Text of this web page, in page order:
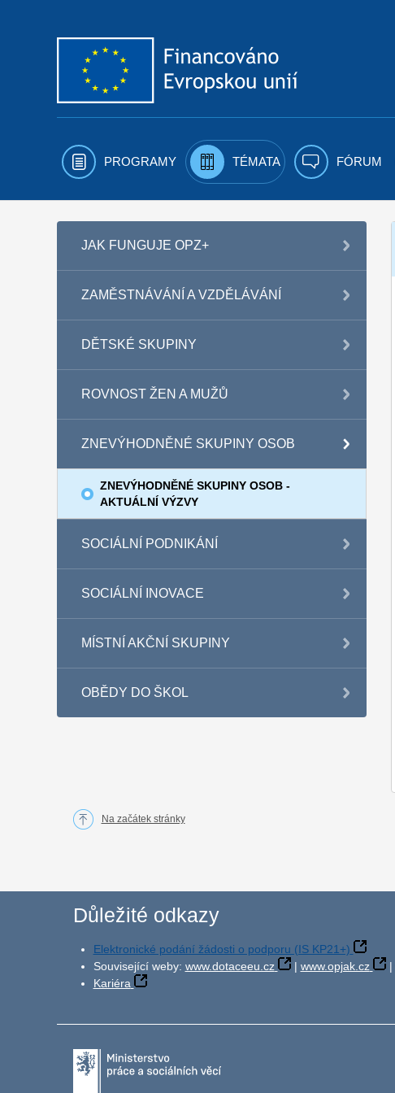
PROGRAMY TÉMATA FÓRUM
JAK FUNGUJE OPZ+
ZAMĚSTNÁVÁNÍ A VZDĚLÁVÁNÍ
DĚTSKÉ SKUPINY
ROVNOST ŽEN A MUŽŮ
ZNEVÝHODNĚNÉ SKUPINY OSOB
ZNEVÝHODNĚNÉ SKUPINY OSOB -
AKTUÁLNÍ VÝZVY
SOCIÁLNÍ PODNIKÁNÍ
SOCIÁLNÍ INOVACE
MÍSTNÍ AKČNÍ SKUPINY
OBĚDY DO ŠKOL
Na začátek stránky
Důležité odkazy
Elektronické podání žádosti o podporu (IS KP21+)
Související weby: www.dotaceeu.cz | www.opjak.cz |
Kariéra